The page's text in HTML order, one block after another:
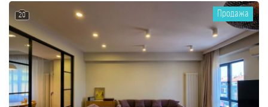
20 Продажа